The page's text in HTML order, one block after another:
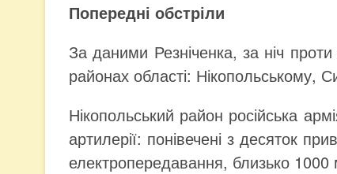
Попередні обстріли
За даними Резніченка, за ніч
районах області: Нікопольському,
Нікопольський район російська
артилерії: понівечені з десяток
електропередавання, близько 1000